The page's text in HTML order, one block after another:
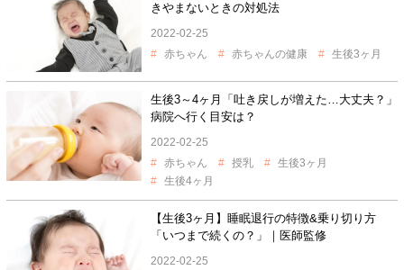
きやまないときの対処法
2022-02-25
赤ちゃん
赤ちゃんの健康 生後3ヶ月
生後3～4ヶ月「吐き戻しが増えた…大丈夫？」
病院へ行く目安は？
2022-02-25
赤ちゃん
授乳
生後3ヶ月
生後4ヶ月
【生後3ヶ月】睡眠退行の特徴&乗り切り方
「いつまで続くの？」｜医師監修
2022-02-25